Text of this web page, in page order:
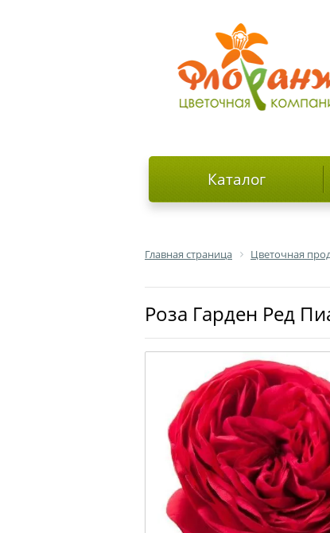
Каталог
Главная страница Цветочная
роза Гарден Ред